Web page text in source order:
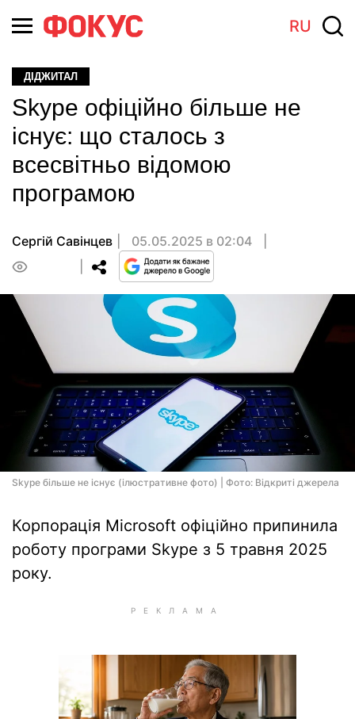
RU
ДІДЖИТАЛ
Skype офіційно більше не
існує: що сталось з
всесвітньо відомою
програмою
Сергій Савінцев
05.05.2025 в 02:04
Skype більше не існує (ілюстративне фото) | Фото: Відкриті джерела
Корпорація Microsoft офіційно припинила
роботу програми Skype з 5 травня 2025
року.